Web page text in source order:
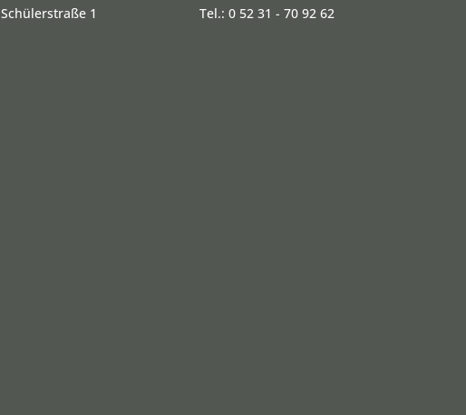
Schülerstraße 1 Tel.: 0 52 31 - 70 92 62